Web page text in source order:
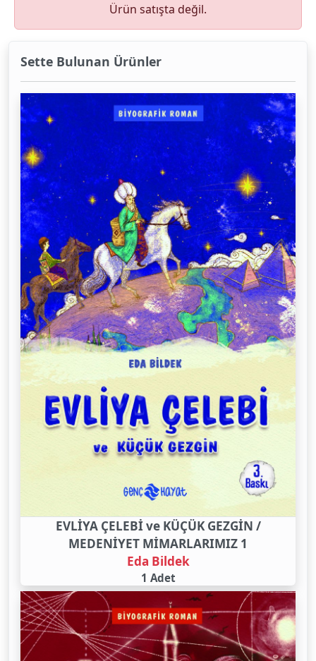
Ürün satışta değil.
Sette Bulunan Ürünler
EVLİYA ÇELEBİ ve KÜÇÜK GEZGİN /
MEDENİYET MİMARLARIMIZ 1
Eda Bildek
1 Adet